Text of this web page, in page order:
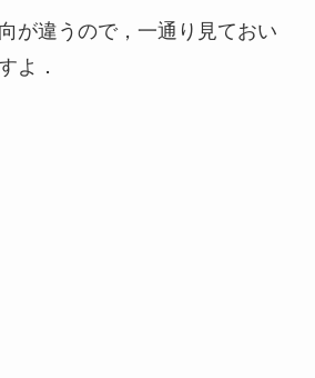
が違うので，一通り見ておい
よ．